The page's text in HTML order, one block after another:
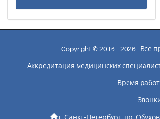
Copyright © 2016 - 2026 · Все
Аккредитация медицинских
Время
г. Санкт-Петербург, пр.